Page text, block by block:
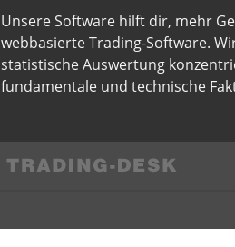
Unsere Software hilft dir, mehr
webbasierte Trading-Software.
statistische Auswertung
fundamentale und technische